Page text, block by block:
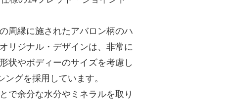
周縁に施されたアバロン柄のハ
リジナル・デザインは、非常に
状やボディーのサイズを考慮し
グを採用しています。
で余分な水分やミネラルを取り